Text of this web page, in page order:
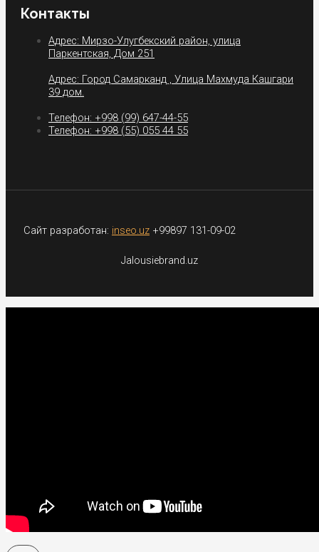
Контакты
Адрес: Мирзо-Улугбекский район, улица
Паркентская, Дом 251
Адрес: Город Самарканд , Улица Махмуда Кашгари
39 дом.
Телефон: +998 (99) 647-44-55
Телефон: +998 (55) 055 44 55
Сайт разработан: inseo.uz +99897 131-09-02
Jalousiebrand.uz